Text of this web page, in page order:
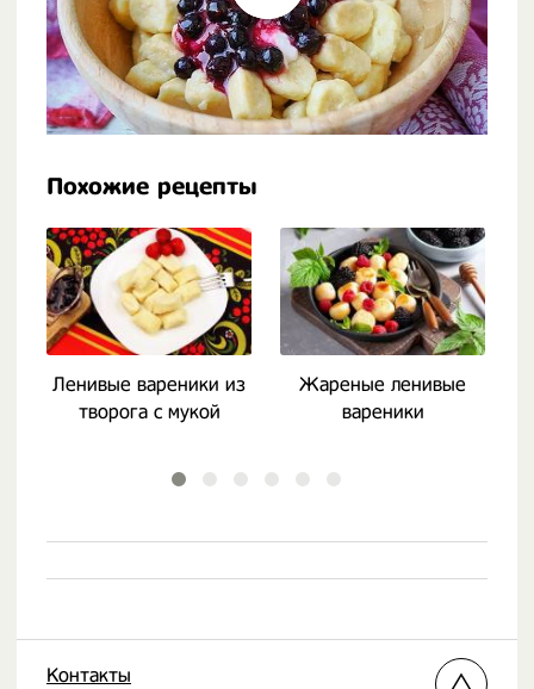
Похожие рецепты
Ленивые вареники из
творога с мукой
Жареные ленивые
вареники
Контакты